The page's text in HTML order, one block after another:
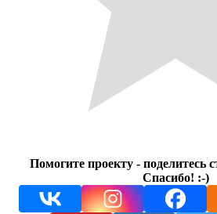
Помогите проекту - поделитесь
Спасибо! :-)